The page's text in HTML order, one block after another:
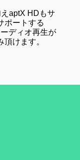
aptX HDもサ
ポートする
ディオ再生が
けます。